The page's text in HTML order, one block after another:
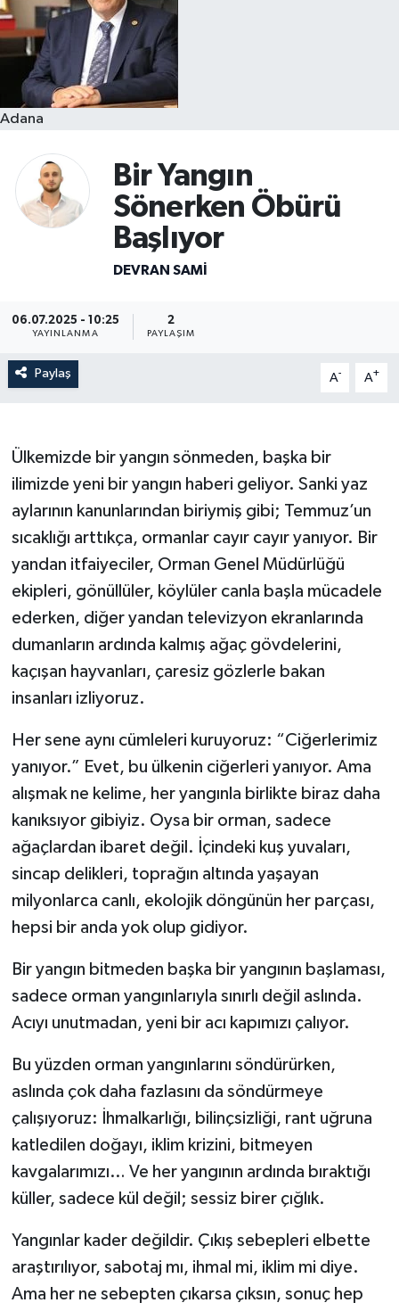
Adana
Bir Yangın
Sönerken Öbürü
Başlıyor
DEVRAN SAMI
06.07.2025 - 10:25
YAYINLANMA
2
PAYLAŞIM
Paylaş A- A+
Ülkemizde bir yangın sönmeden, başka bir
ilimizde yeni bir yangın haberi geliyor. Sanki yaz
aylarının kanunlarından biriymiş gibi; Temmuz’un
sıcaklığı arttıkça, ormanlar cayır cayır yanıyor. Bir
yandan itfaiyeciler, Orman Genel Müdürlüğü
ekipleri, gönüllüler, köylüler canla başla mücadele
ederken, diğer yandan televizyon ekranlarında
dumanların ardında kalmış ağaç gövdelerini,
kaçışan hayvanları, çaresiz gözlerle bakan
insanları izliyoruz.
Her sene aynı cümleleri kuruyoruz: “Ciğerlerimiz
yanıyor.” Evet, bu ülkenin ciğerleri yanıyor. Ama
alışmak ne kelime, her yangınla birlikte biraz daha
kanıksıyor gibiyiz. Oysa bir orman, sadece
ağaçlardan ibaret değil. İçindeki kuş yuvaları,
sincap delikleri, toprağın altında yaşayan
milyonlarca canlı, ekolojik döngünün her parçası,
hepsi bir anda yok olup gidiyor.
Bir yangın bitmeden başka bir yangının başlaması,
sadece orman yangınlarıyla sınırlı değil aslında.
Acıyı unutmadan, yeni bir acı kapımızı çalıyor.
Bu yüzden orman yangınlarını söndürürken,
aslında çok daha fazlasını da söndürmeye
çalışıyoruz: İhmalkarlığı, bilinçsizliği, rant uğruna
katledilen doğayı, iklim krizini, bitmeyen
kavgalarımızı… Ve her yangının ardında bıraktığı
küller, sadece kül değil; sessiz birer çığlık.
Yangınlar kader değildir. Çıkış sebepleri elbette
araştırılıyor, sabotaj mı, ihmal mi, iklim mi diye.
Ama her ne sebepten çıkarsa çıksın, sonuç hep
Resmi İlanlar